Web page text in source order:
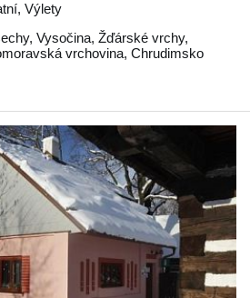
Výlety
, Vysočina, Žďárské vrchy,
vrchovina, Chrudimsko